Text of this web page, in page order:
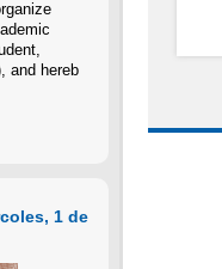
and hereb
1 de